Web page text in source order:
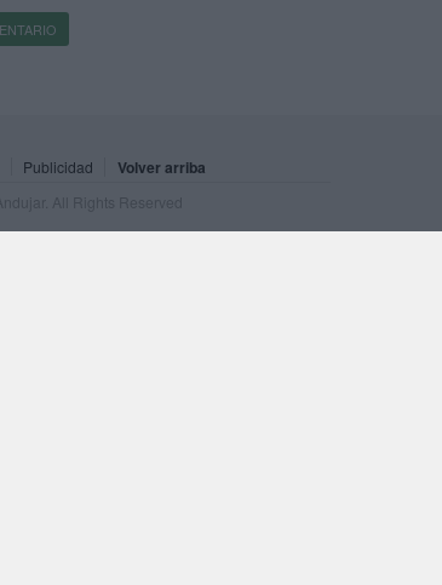
Publicidad Volver arriba